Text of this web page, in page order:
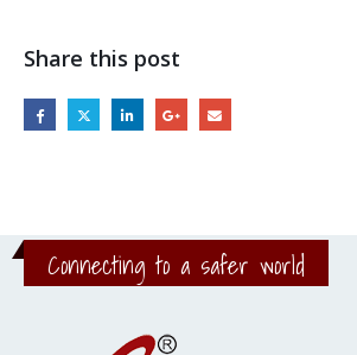
Share this post
Connecting to a safer world